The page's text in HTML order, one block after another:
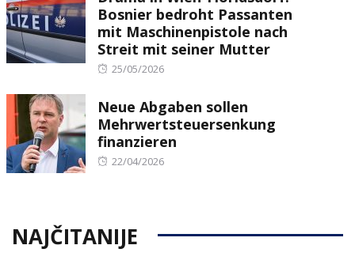
Bosnier bedroht Passanten
mit Maschinenpistole nach
Streit mit seiner Mutter
Posted
25/05/2026
Neue Abgaben sollen
Mehrwertsteuersenkung
finanzieren
Posted
22/04/2026
NAJČITANIJE